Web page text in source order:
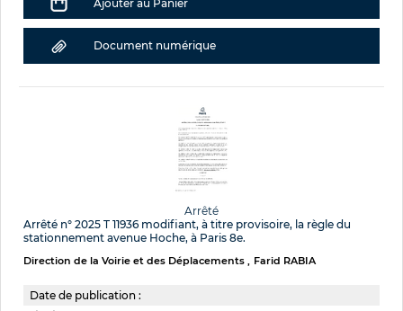
Ajouter au Panier
Document numérique
Arrêté
Arrêté n° 2025 T 11936 modifiant, à titre provisoire, la règle du
stationnement avenue Hoche, à Paris 8e.
Direction de la Voirie et des Déplacements Farid RABIA
Date de publication :